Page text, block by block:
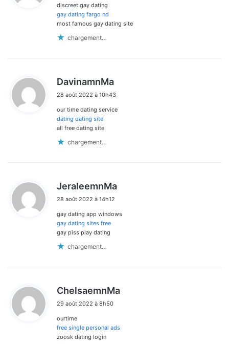
:
discreet gay dating
gay dating fargo nd
most famous gay dating site
chargement…
DavinamnMa
t
28 août 2022 à 10h43
our time dating service
dating dating site
all free dating site
chargement…
JeraleemnMa
28 août 2022 à 14h12
gay dating app windows
gay dating sites free
gay piss play dating
chargement…
ChelsaemnMa
29 août 2022 à 8h50
ourtime
free single personal ads
zoosk dating login